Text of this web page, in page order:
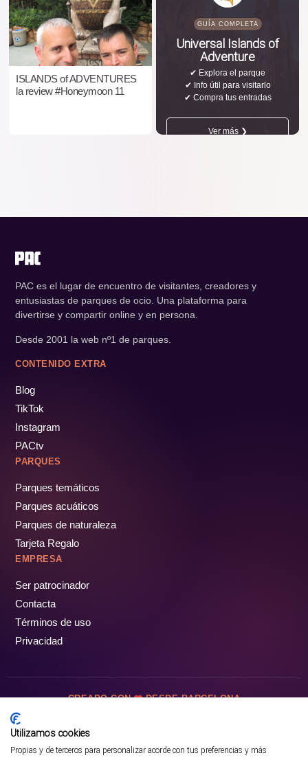
ISLANDS of ADVENTURES
la review #Honeymoon 11
GUÍA COMPLETA
Universal Islands of
Adventure
✔ Explora el parque
✔ Info útil para visitarlo
✔ Compra tus entradas
Ver más ❯
PAC es el lugar de encuentro de visitantes, creadores y
entusiastas de parques de ocio. Una plataforma para
divertirse y compartir online y en persona.
Desde 2001 la web nº1 de parques.
CONTENIDO EXTRA
Blog
TikTok
Instagram
PACtv
PARQUES
Parques temáticos
Parques acuáticos
Parques de naturaleza
Tarjeta Regalo
EMPRESA
Ser patrocinador
Contacta
Términos de uso
Privacidad
CREADO CON DESDE BARCELONA
Utilizamos cookies
Propias y de terceros para personalizar acorde con tus preferencias y más